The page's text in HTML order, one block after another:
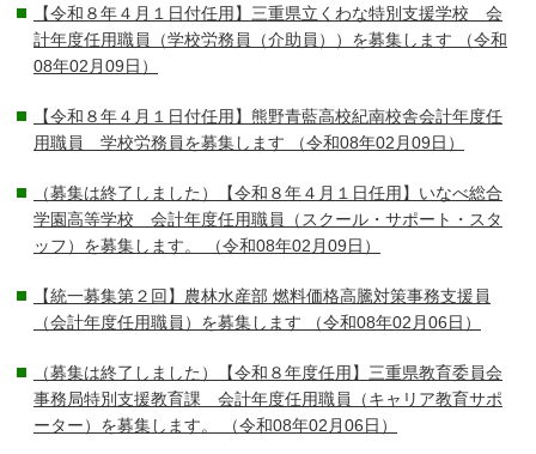
【令和８年４月１日付任用】三重県立くわな特別支援学校 会
計年度任用職員（学校労務員（介助員））を募集します （令和
08年02月09日）
【令和８年４月１日付任用】熊野青藍高校紀南校舎会計年度任
用職員 学校労務員を募集します （令和08年02月09日）
（募集は終了しました）【令和８年４月１日任用】いなべ総合
学園高等学校 会計年度任用職員（スクール・サポート・スタ
ッフ）を募集します。
（令和08年02月09日）
【統一募集第２回】農林水産部 燃料価格高騰対策事務支援員
（会計年度任用職員）を募集します （令和08年02月06日）
（募集は終了しました）【令和８年度任用】三重県教育委員会
事務局特別支援教育課 会計年度任用職員（キャリア教育サポ
ーター）を募集します。
（令和08年02月06日）